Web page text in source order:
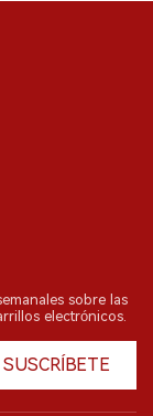
sobre las
electrónicos.
SUSCRÍBETE